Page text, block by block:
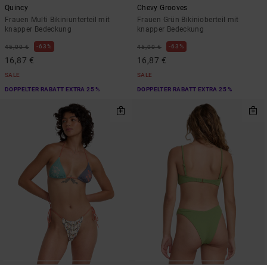
Quincy
Frauen Multi Bikiniunterteil mit
knapper Bedeckung
45,00 € 63%
16,87 €
SALE
DOPPELTER RABATT EXTRA 25 %
Chevy Grooves
Frauen Grün Bikinioberteil mit
knapper Bedeckung
45,00 € 63%
16,87 €
SALE
DOPPELTER RABATT EXTRA 25 %